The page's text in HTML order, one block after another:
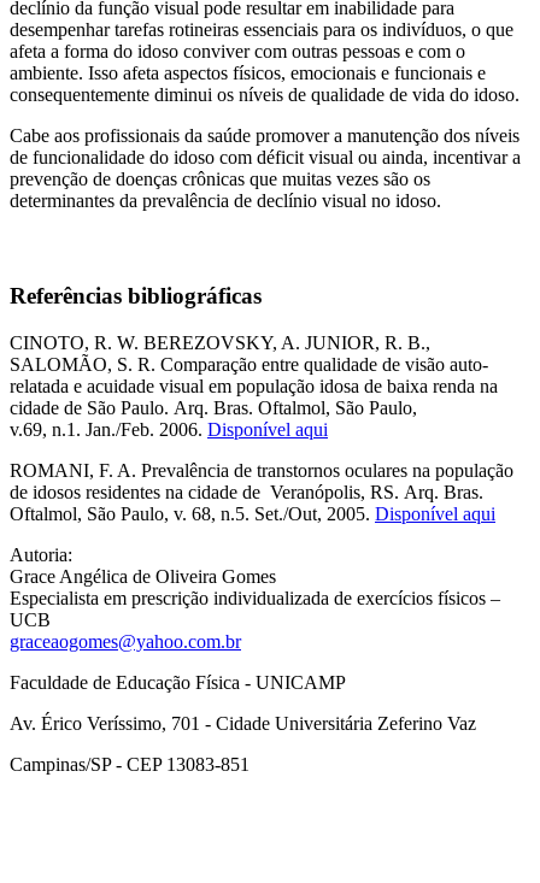
declínio da função visual pode resultar em inabilidade para
desempenhar tarefas rotineiras essenciais para os indivíduos, o que
afeta a forma do idoso conviver com outras pessoas e com o
ambiente. Isso afeta aspectos físicos, emocionais e funcionais e
consequentemente diminui os níveis de qualidade de vida do idoso.
Cabe aos profissionais da saúde promover a manutenção dos níveis
de funcionalidade do idoso com déficit visual ou ainda, incentivar a
prevenção de doenças crônicas que muitas vezes são os
determinantes da prevalência de declínio visual no idoso.
Referências bibliográficas
CINOTO, R. W. BEREZOVSKY, A. JUNIOR, R. B.,
SALOMÃO, S. R. Comparação entre qualidade de visão auto-
relatada e acuidade visual em população idosa de baixa renda na
cidade de São Paulo. Arq. Bras. Oftalmol, São Paulo,
v.69, n.1. Jan./Feb. 2006. Disponível aqui
ROMANI, F. A. Prevalência de transtornos oculares na população
de idosos residentes na cidade de Veranópolis, RS. Arq. Bras.
Oftalmol, São Paulo, v. 68, n.5. Set./Out, 2005. Disponível aqui
Autoria:
Grace Angélica de Oliveira Gomes
Especialista em prescrição individualizada de exercícios físicos –
UCB
graceaogomes@yahoo.com.br
Faculdade de Educação Física - UNICAMP
Av. Érico Veríssimo, 701 - Cidade Universitária Zeferino Vaz
Campinas/SP - CEP 13083-851